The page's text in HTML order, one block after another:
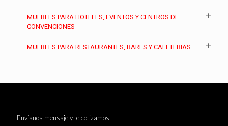
MUEBLES PARA HOTELES, EVENTOS Y CENTROS DE
CONVENCIONES
MUEBLES PARA RESTAURANTES, BARES Y CAFETERIAS
Envíanos mensaje y te cotizamos